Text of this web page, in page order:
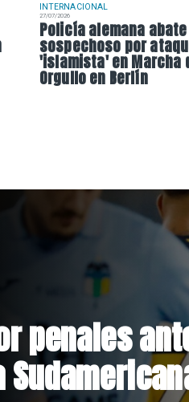
INTERNACIONAL
27/07/2026
Policía alemana
sospechoso por
'islamista' en Marcha
Orgullo en Berlín
penales